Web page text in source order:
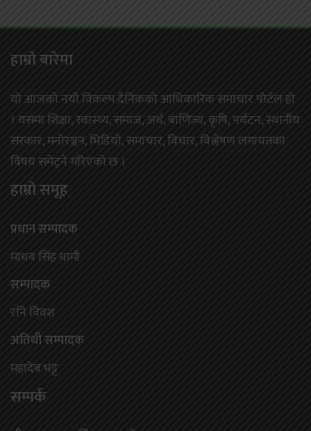
हाम्राे बारेमा
यो आजको नयाँ विकल्प दैनिकको आधिकारिक समाचार पोर्टल हो
। यसमा शिक्षा, स्वास्थ्य, समाज, अर्थ, बाणिज्य, कृषि, पर्यटन, स्थानीय
सरकार, मनोरञ्जन, भिडियो, समाचार, विचार, विश्लेषण लगायतका
विषय समेट्ने गरिएको छ ।
हाम्राे समूह
प्रधान सम्पादक
माधब सिंह धामी
सम्पादक
रनि विवश
अतिथी सम्पादक
महादेब भट्ट
सम्पर्क